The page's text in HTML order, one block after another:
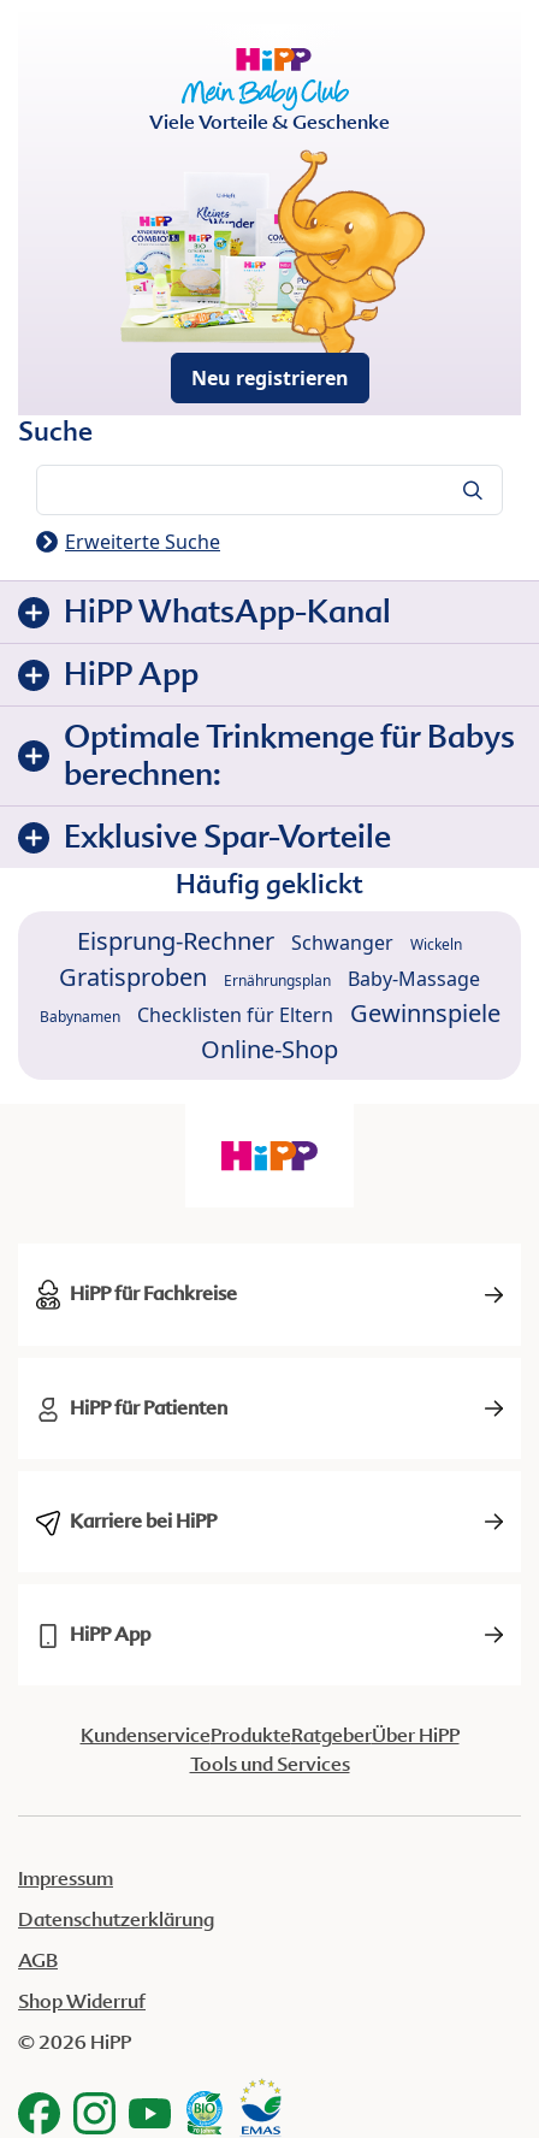
Viele Vorteile & Geschenke
Neu registrieren
Suche
Erweiterte Suche
HiPP WhatsApp-Kanal
HiPP App
Optimale Trinkmenge für Babys
berechnen:
Exklusive Spar-Vorteile
Häufig geklickt
Eisprung-Rechner Schwanger Wickeln
Gratisproben Ernährungsplan Baby-Massage
Babynamen Checklisten für Eltern
Gewinnspiele
Online-Shop
HiPP für Fachkreise
HiPP für Patienten
Karriere bei HiPP
HiPP App
KundenserviceProdukteRatgeberÜber HiPP
Tools und Services
Impressum
Datenschutzerklärung
AGB
Shop Widerruf
© 2026 HiPP